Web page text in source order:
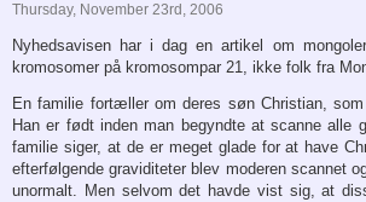
Thursday, November 23rd, 2006
Nyhedsavisen har i dag en artikel om
kromosomer på kromosompar 21, ikke folk fra
En familie fortæller om deres søn Christian,
Han er født inden man begyndte at scanne alle
familie siger, at de er meget glade for at have
efterfølgende graviditeter blev moderen scannet
unormalt. Men selvom det havde vist sig, at